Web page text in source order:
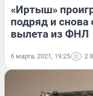
«Иртыш»
подряд и снова
вылета из ФНЛ
6 марта, 2021, 19:25 2